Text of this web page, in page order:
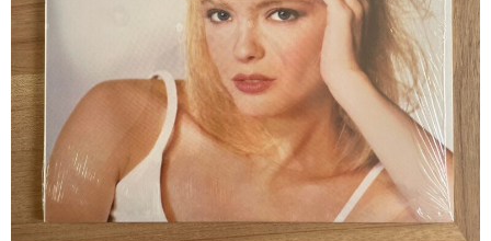
新譜
GG RECORD （当店のレーベル）
全商品
JAZZ-US